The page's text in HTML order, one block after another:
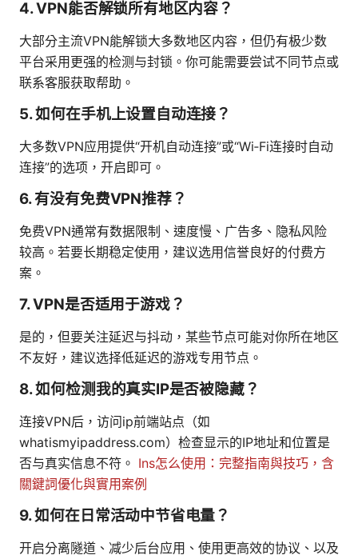
4. VPN能否解锁所有地区内容？
大部分主流VPN能解锁大多数地区内容，但仍有极少数
平台采用更强的检测与封锁。你可能需要尝试不同节点或
联系客服获取帮助。
5. 如何在手机上设置自动连接？
大多数VPN应用提供“开机自动连接”或“Wi‑Fi连接时自动
连接”的选项，开启即可。
6. 有没有免费VPN推荐？
免费VPN通常有数据限制、速度慢、广告多、隐私风险
较高。若要长期稳定使用，建议选用信誉良好的付费方
案。
7. VPN是否适用于游戏？
是的，但要关注延迟与抖动，某些节点可能对你所在地区
不友好，建议选择低延迟的游戏专用节点。
8. 如何检测我的真实IP是否被隐藏？
连接VPN后，访问ip前端站点（如
whatismyipaddress.com）检查显示的IP地址和位置是
否与真实信息不符。 Ins怎么使用：完整指南與技巧，含
關鍵詞優化與實用案例
9. 如何在日常活动中节省电量？
开启分离隧道、减少后台应用、使用更高效的协议、以及